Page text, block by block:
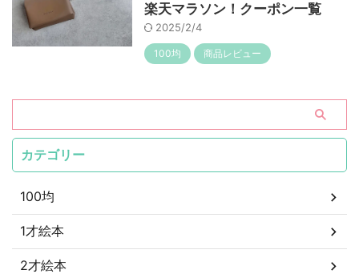
楽天マラソン！クーポン一覧
2025/2/4
100均 商品レビュー
カテゴリー
100均
1才絵本
2才絵本